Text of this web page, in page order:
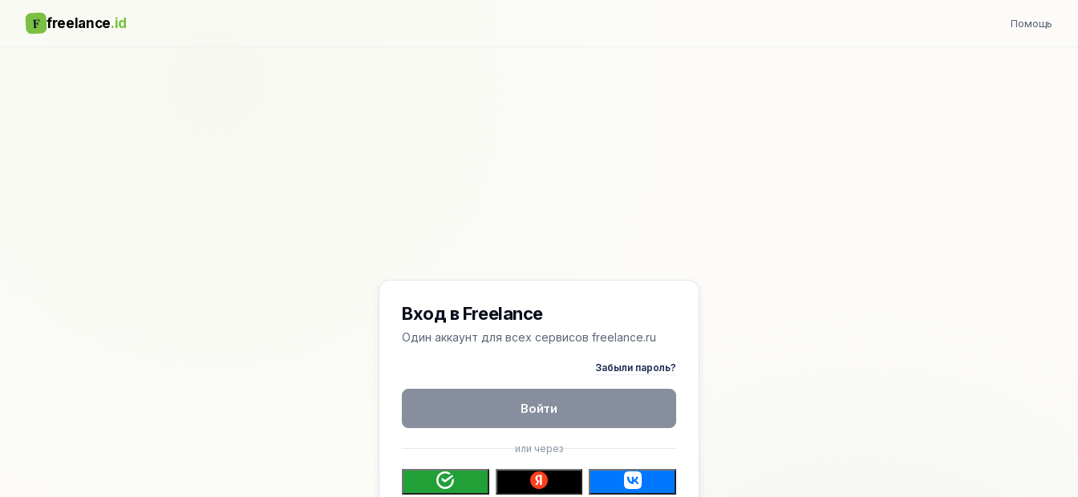
F freelance.id Помощь
Вход в Freelance
Один аккаунт для всех сервисов freelance.ru
Забыли пароль?
Войти
или через